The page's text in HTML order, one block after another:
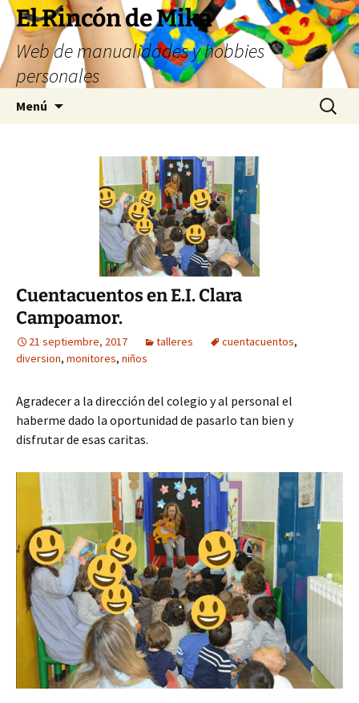
Saltar
contenido
El Rincón de Mika
Web de manualidades y hobbies
personales
Menú Buscar:
Cuentacuentos en E.I. Clara
Campoamor.
21 septiembre, 2017 talleres cuentacuentos,
diversion, monitores, niños
Agradecer a la dirección del colegio y al personal el
haberme dado la oportunidad de pasarlo tan bien y
disfrutar de esas caritas.